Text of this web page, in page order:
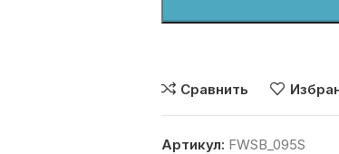
Сравнить
Артикул: FWSB_095S